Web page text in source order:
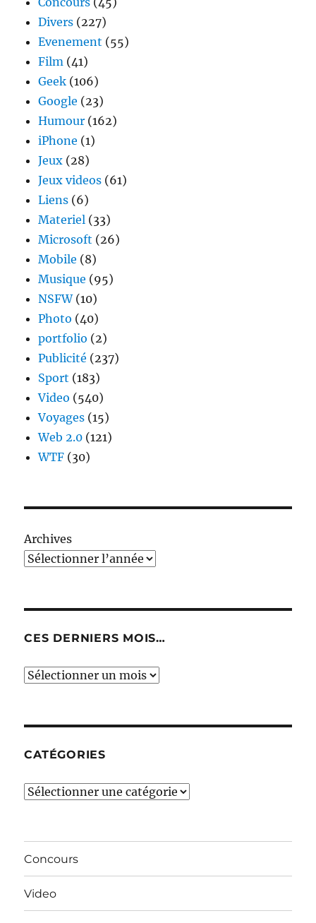
Divers (227)
Evenement (55)
Film (41)
Geek (106)
Google (23)
Humour (162)
iPhone (1)
Jeux (28)
Jeux videos (61)
Liens (6)
Materiel (33)
Microsoft (26)
Mobile (8)
Musique (95)
NSFW(10)
Photo (40)
portfolio (2)
Publicité (237)
Sport (183)
Video (540)
Voyages (15)
Web 2.0 (121)
WTF (30)
Archives
CES DERNIERS MOIS…
Ces
CATÉGORIES
Catégories
Concours
Video